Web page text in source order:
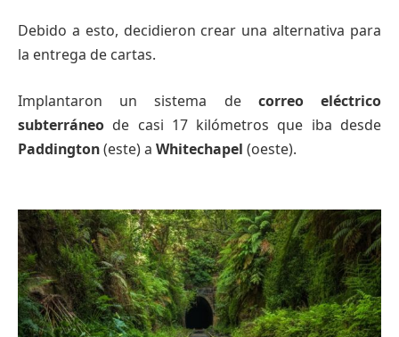
Debido a esto, decidieron crear una alternativa para
la entrega de cartas.
Implantaron un sistema de correo
eléctrico
subterráneo de casi 17 kilómetros que iba desde
Paddington(este) a Whitechapel (oeste).